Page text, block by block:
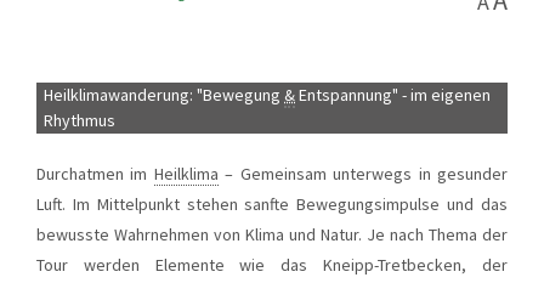
Heilklimawanderung: "Bewegung &Entspannung" - im eigenen
Rhythmus
Durchatmen im Heilklima – Gemeinsam unterwegs in gesunder
Luft. Im Mittelpunkt stehen sanfte Bewegungsimpulse und das
bewusste Wahrnehmen von Klima und Natur. Je nach Thema der
Tour werden Elemente wie das Kneipp-Tretbecken, der